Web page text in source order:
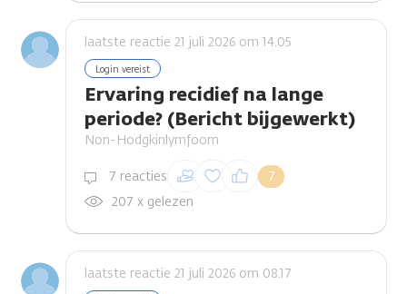
laatste reactie 21 juli 2026 om 14.05
Login vereist
Ervaring recidief na lange
periode? (Bericht bijgewerkt)
Non-Hodgkinlymfoom
7 reacties 7
Inloggen om een
reactie te plaatsen
207 x gelezen
laatste reactie 21 juli 2026 om 08.17